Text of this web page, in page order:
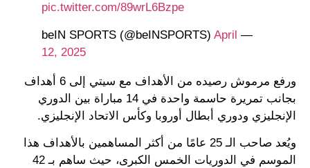
pic.twitter.com/89wrL6Bzpe
— beIN SPORTS (@beINSPORTS)
April
12, 2025
ورفع مرموش رصيده من الأهداف مع سيتي إلى 6 أهداف
بجانب تمريرة حاسمة واحدة في 14 مباراة بين الدوري
الإنجليزي ودوري أبطال أوروبا وكأس الاتحاد الإنجليزي.
ويُعد صاحب الـ 25 عامًا من أكثر المساهمين بالأهداف هذا
الموسم في الدوريات الخمس الكبرى، حيث ساهم بـ 42